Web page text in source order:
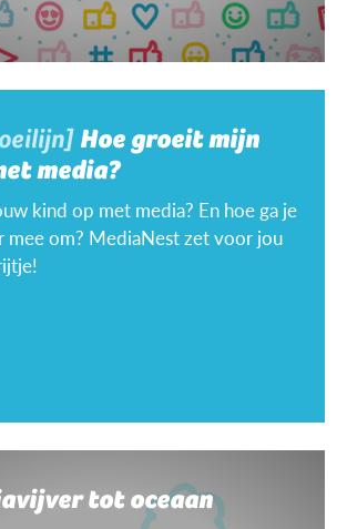
Hoe groeit mijn
media?
kind op met media? En hoe ga je
mee om? MediaNest zet voor jou
tot oceaan